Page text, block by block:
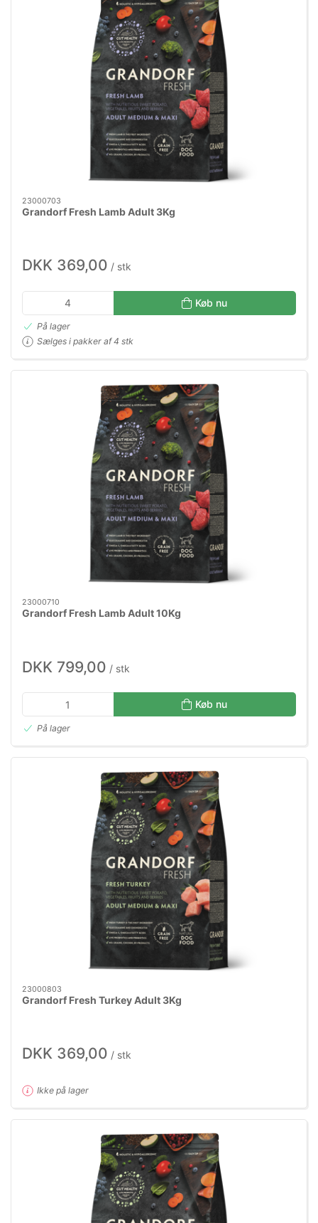
23000703
Grandorf Fresh Lamb Adult 3Kg
DKK 369,00 / stk
Køb nu
På lager
Sælges i pakker af 4 stk
23000710
Grandorf Fresh Lamb Adult 10Kg
DKK 799,00 / stk
Køb nu
På lager
23000803
Grandorf Fresh Turkey Adult 3Kg
DKK 369,00 / stk
Ikke på lager